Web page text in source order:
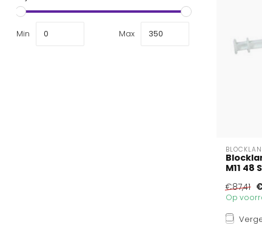
Min Max
M11 48
€87,41
Op